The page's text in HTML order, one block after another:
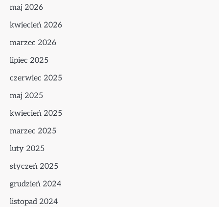
maj 2026
kwiecień 2026
marzec 2026
lipiec 2025
czerwiec 2025
maj 2025
kwiecień 2025
marzec 2025
luty 2025
styczeń 2025
grudzień 2024
listopad 2024